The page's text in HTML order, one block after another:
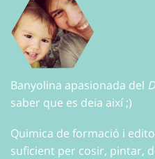
Banyolina apasionada del
saber que es deia així ;)
Quimica de formació i
suficient per cosir, pintar,